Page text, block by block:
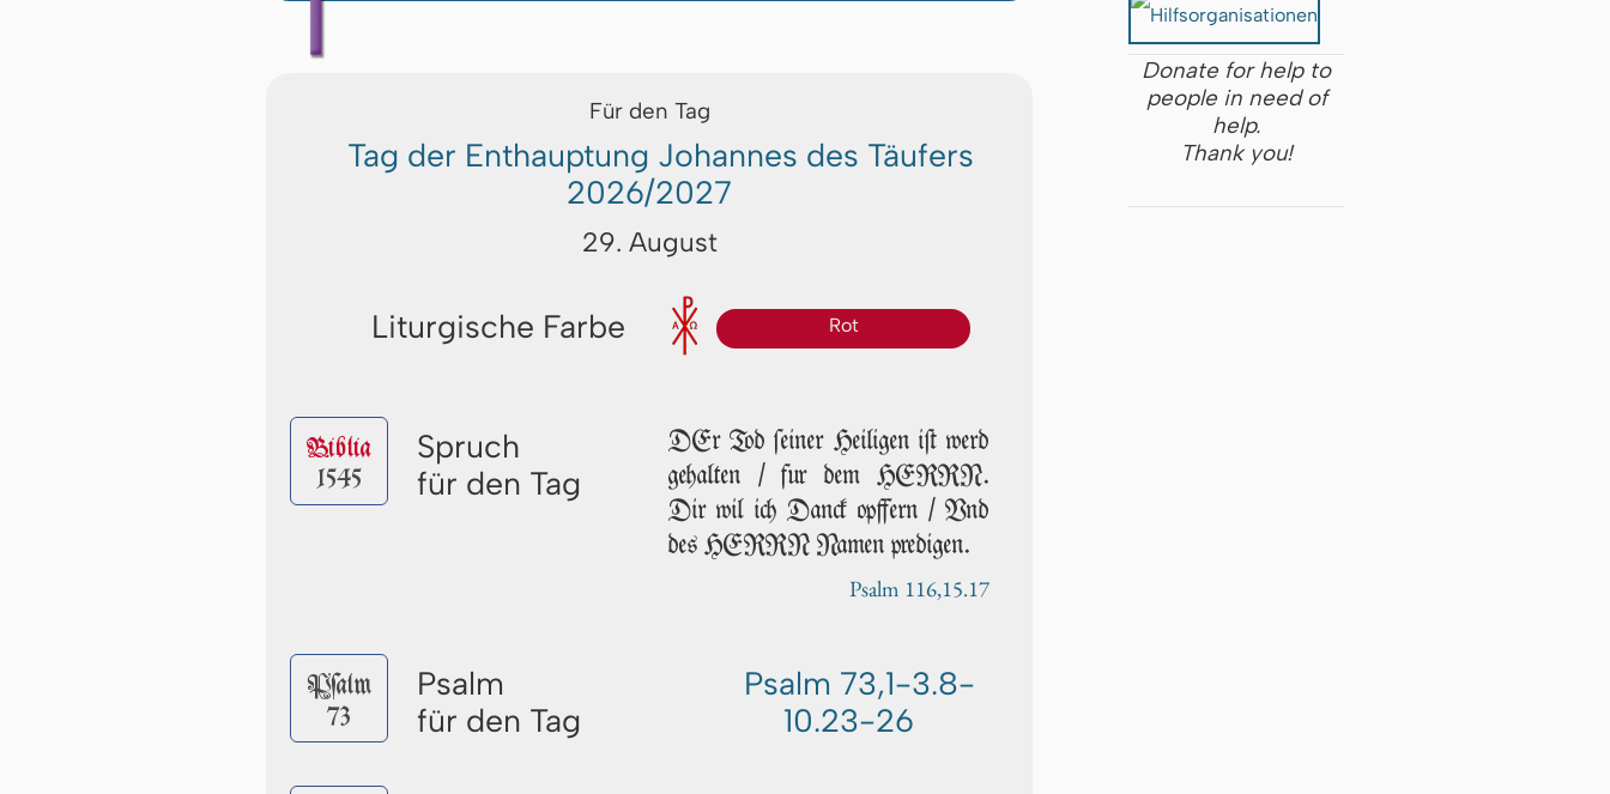
Für den Tag
Tag der Enthauptung Johannes des Täufers
2026/2027
29. August
Liturgische Farbe Rot
Biblia
1545
Spruch
für den Tag
DEr Tod ſei­ner Heiligen iſt werd
gehalten / fur dem HERRN.
Dir wil ich Danck opffern / Vnd
des HERRN Namen predigen.
Psalm 116,15.17
Pſalm
73
Psalm
für den Tag
Psalm 73,1-3.8-
10.23-26
Donate for help to
people in need of
help.
Thank you!